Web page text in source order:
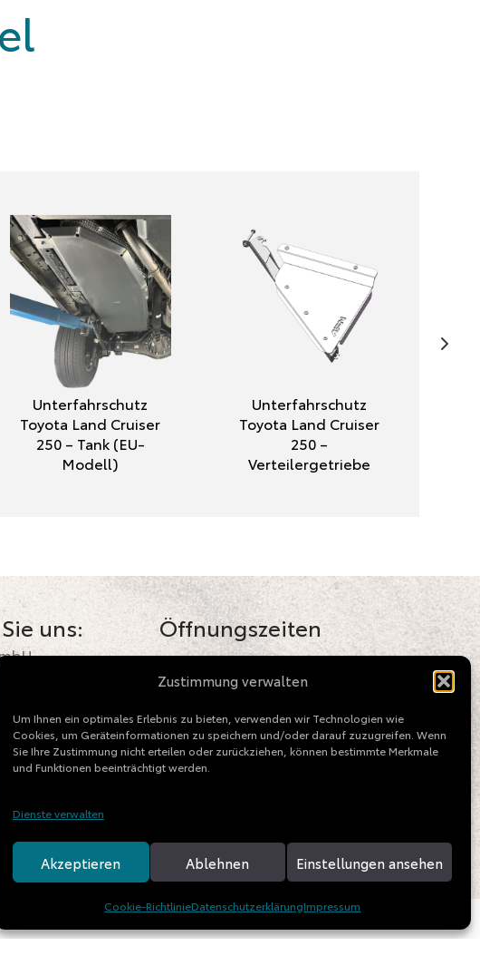
Zustimmung verwalten
Um Ihnen ein optimales Erlebnis zu bieten, verwenden wir Technologien wie
Cookies, um Geräteinformationen zu speichern und/oder darauf zuzugreifen. Wenn
Sie Ihre Zustimmung nicht erteilen oder zurückziehen, können bestimmte Merkmale
und Funktionen beeinträchtigt werden.
Dienste verwalten
Akzeptieren Ablehnen Einstellungen ansehen
Cookie-RichtlinieDatenschutzerklärungImpressum
Unterfahrschutz
Toyota Land Cruiser
250 – Tank (EU-
Modell)
Unterfahrschutz
Toyota Land Cruiser
250 –
Verteilergetriebe
uns:
Dhaun
2864
experience.de
Öffnungszeiten
Mo - Fr: 09.00 - 18.00 Uhr
Service / Kundendienst
Mo - Fr: 08.00 - 18.00 Uhr
Mo - Fr: 09.00 - 16.30 Uhr